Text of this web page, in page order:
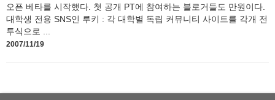
오픈 베타를 시작했다. 첫 공개 PT에 참여하는 블로거들도 만원이다.
대학생 전용 SNS인 루키 : 각 대학별 독립 커뮤니티 사이트를 각개 전
투식으로 ...
2007/11/19